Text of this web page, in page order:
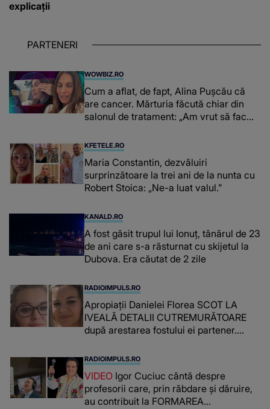
explicații
PARTENERI
WOWBIZ.RO
Cum a aflat, de fapt, Alina Pușcău că
are cancer. Mărturia făcută chiar din
salonul de tratament: „Am vrut să fac
înțepe sânul”
KFETELE.RO
Maria Constantin, dezvăluiri
surprinzătoare la trei ani de la nunta cu
Robert Stoica: „Ne-a luat valul.”
KANALD.RO
A fost găsit trupul lui Ionuț, tânărul de 23
de ani care s-a răsturnat cu skijetul la
Dubova. Era căutat de 2 zile
RADIOIMPULS.RO
Apropiații Danielei Florea SCOT LA
IVEALĂ DETALII CUTREMURĂTOARE
după arestarea fostului ei partener.
românca ucisă în Italia și ascunsă în
lada unui pat: " Îmi pare rău că nu am
reușit să fac mai mult pentru ea și..."
RADIOIMPULS.RO
VIDEO Igor Cuciuc cântă despre
profesorii care, prin răbdare și dăruire,
au contribuit la FORMAREA